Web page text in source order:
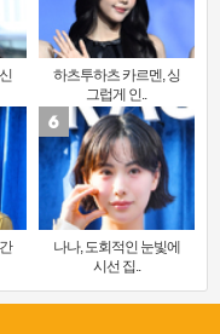
하츠투하츠 카르멘, 싱
그럽게 인..
나나, 도회적인 눈빛에
시선 집..